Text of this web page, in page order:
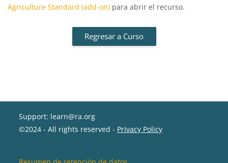
Agriculture Standard (add-on) para abrir el recurso.
Regresar a Curso
Support: learn@ra.org
©2024 - All rights reserved - Privacy Policy